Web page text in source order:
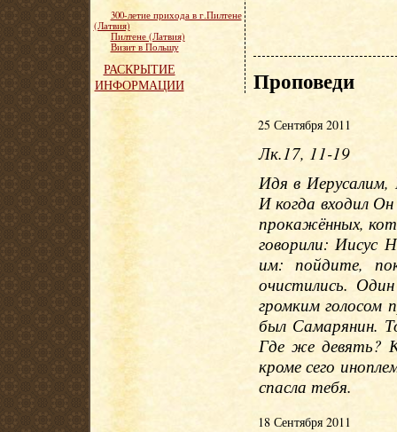
Проповеди
25 Сентября 2011
Лк.17, 11-19
Идя в Иерусалим,
И когда входил
прокажённых,
говорили: Иисус
им: пойдите,
очистились.
громким голосом
был Самарянин.
Где же девять?
кроме сего
спасла тебя.
18 Сентября 2011
300-летие прихода в г.Пилтене
(Латвия)
Пилтене (Латвия)
Визит в Польшу
РАСКРЫТИЕ
ИНФОРМАЦИИ